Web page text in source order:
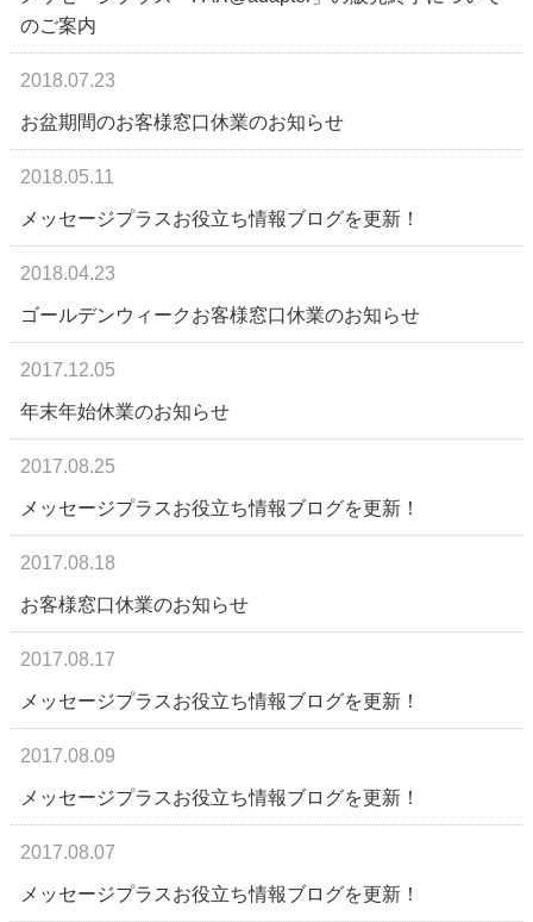
のご案内
2018.07.23
お盆期間のお客様窓口休業のお知らせ
2018.05.11
メッセージプラスお役立ち情報ブログを更新！
2018.04.23
ゴールデンウィークお客様窓口休業のお知らせ
2017.12.05
年末年始休業のお知らせ
2017.08.25
メッセージプラスお役立ち情報ブログを更新！
2017.08.18
お客様窓口休業のお知らせ
2017.08.17
メッセージプラスお役立ち情報ブログを更新！
2017.08.09
メッセージプラスお役立ち情報ブログを更新！
2017.08.07
メッセージプラスお役立ち情報ブログを更新！